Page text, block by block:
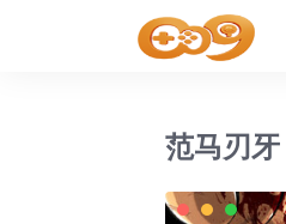
范马刃